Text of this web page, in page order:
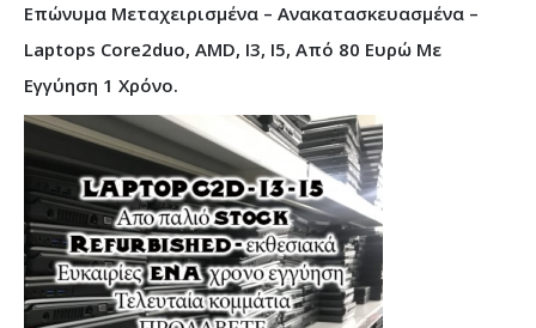
Επώνυμα Μεταχειρισμένα – Ανακατασκευασμένα –
Laptops Core2duo, AMD, I3, I5, Από 80 Ευρώ Με
Εγγύηση 1 Χρόνο.